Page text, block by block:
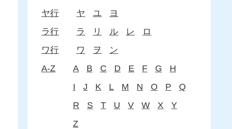
ヤ行
ヤ ユ
ヨ
ラ行
ラ リ ル レ
ロ
ワ行
ワ ヲ
ン
A-Z
A B C D E F G
H
I
J K L M N O P
Q
R
S T U V W X
Y
Z